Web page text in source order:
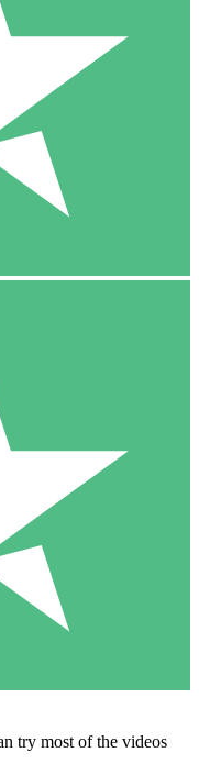
try most of the videos